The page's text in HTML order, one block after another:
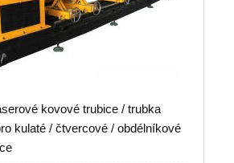
kovové trubice / trubka
kulaté / čtvercové / obdélníkové